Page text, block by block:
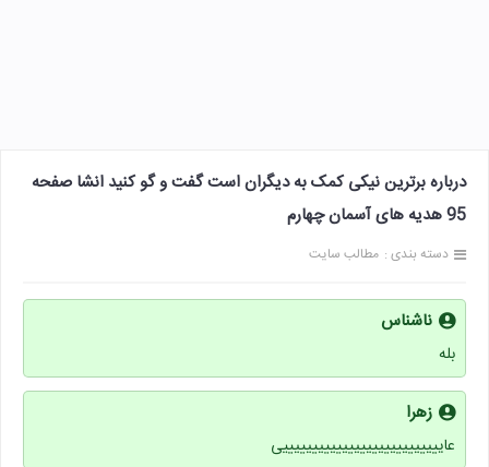
درباره برترین نیکی کمک به دیگران است گفت و گو کنید انشا صفحه
95 هدیه های آسمان چهارم
دسته بندی : مطالب سایت
ناشناس
بله
زهرا
عایییییییییییییییییییییییییییی